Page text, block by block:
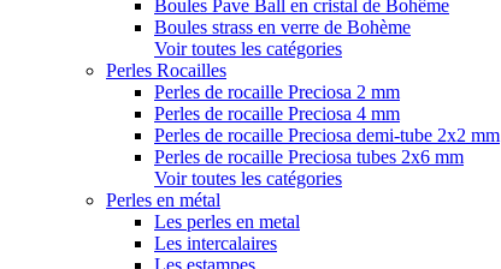
Boules Pave Ball en cristal de Bohême
Boules strass en verre de Bohème
Voir toutes les catégories
Perles Rocailles
Perles de rocaille Preciosa 2 mm
Perles de rocaille Preciosa 4 mm
Perles de rocaille Preciosa demi-tube 2x2 mm
Perles de rocaille Preciosa tubes 2x6 mm
Voir toutes les catégories
Perles en métal
Les perles en metal
Les intercalaires
Les estampes